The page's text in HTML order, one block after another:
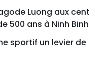
Luong aux cent
500 ans à Ninh Binh
sportif un levier de